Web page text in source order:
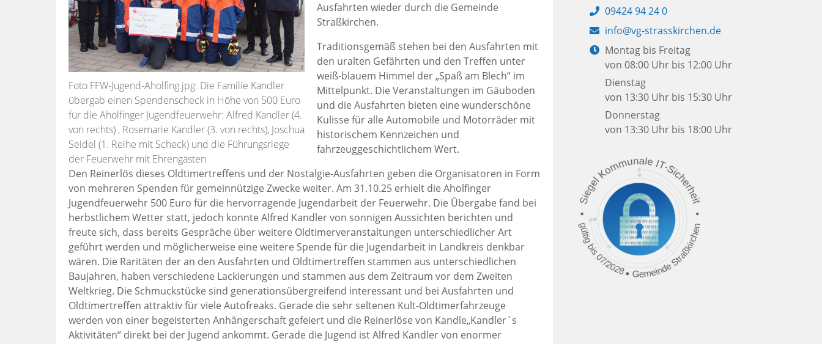
Foto FFW-Jugend-Aholfing.jpg: Die Familie Kandler
übergab einen Spendenscheck in Höhe von 500 Euro
für die Aholfinger Jugendfeuerwehr: Alfred Kandler (4.
von rechts) , Rosemarie Kandler (3. von rechts), Joschua
Seidel (1. Reihe mit Scheck) und die Führungsriege
der Feuerwehr mit Ehrengästen
Ausfahrten wieder durch die Gemeinde
Straßkirchen.
Traditionsgemäß stehen bei den Ausfahrten mit
den uralten Gefährten und den Treffen unter
weiß-blauem Himmel der „Spaß am Blech“ im
Mittelpunkt. Die Veranstaltungen im Gäuboden
und die Ausfahrten bieten eine wunderschöne
Kulisse für alle Automobile und Motorräder mit
historischem Kennzeichen und
fahrzeuggeschichtlichem Wert.
Den Reinerlös dieses Oldtimertreffens und der Nostalgie-Ausfahrten geben die Organisatoren in Form
von mehreren Spenden für gemeinnützige Zwecke weiter. Am 31.10.25 erhielt die Aholfinger
Jugendfeuerwehr 500 Euro für die hervorragende Jugendarbeit der Feuerwehr. Die Übergabe fand bei
herbstlichem Wetter statt, jedoch konnte Alfred Kandler von sonnigen Aussichten berichten und
freute sich, dass bereits Gespräche über weitere Oldtimerveranstaltungen unterschiedlicher Art
geführt werden und möglicherweise eine weitere Spende für die Jugendarbeit in Landkreis denkbar
wären. Die Raritäten der an den Ausfahrten und Oldtimertreffen stammen aus unterschiedlichen
Baujahren, haben verschiedene Lackierungen und stammen aus dem Zeitraum vor dem Zweiten
Weltkrieg. Die Schmuckstücke sind generationsübergreifend interessant und bei Ausfahrten und
Oldtimertreffen attraktiv für viele Autofreaks. Gerade die sehr seltenen Kult-Oldtimerfahrzeuge
werden von einer begeisterten Anhängerschaft gefeiert und die Reinerlöse von Kandle„Kandler`s
Aktivitäten“ direkt bei der Jugend ankommt. Gerade die Jugend ist Alfred Kandler von enormer
Telefon:
09424 94 24 0
E-
Mail:
info@vg-strasskirchen.de
Öffnungszeiten:
Montag bis Freitag
von 08:00 Uhr bis 12:00 Uhr
Dienstag
von 13:30 Uhr bis 15:30 Uhr
Donnerstag
von 13:30 Uhr bis 18:00 Uhr